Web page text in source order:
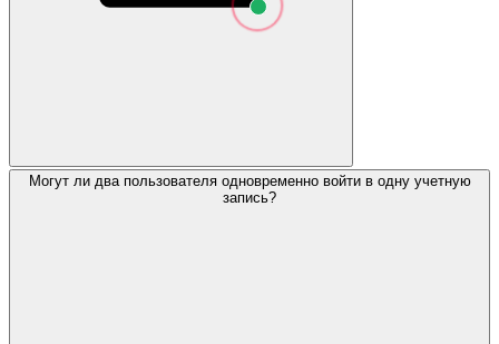
Могут ли два пользователя одновременно войти в одну учетную
запись?